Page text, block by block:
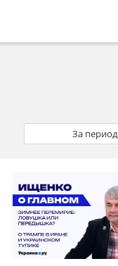
За период